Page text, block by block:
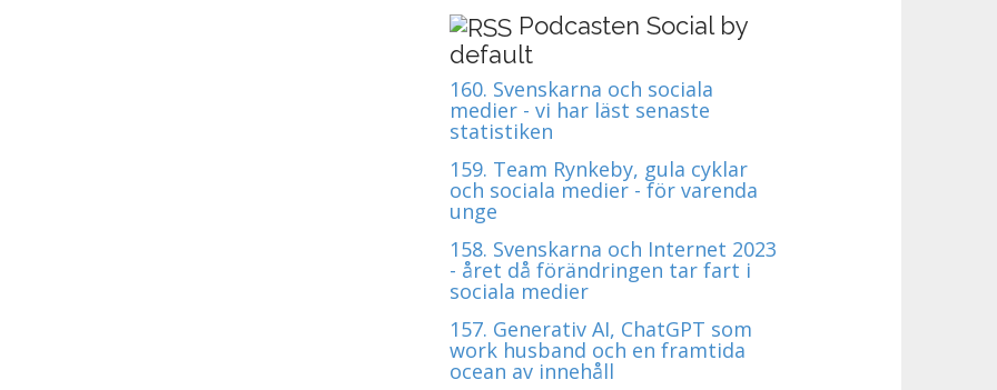
Podcasten Social by
default
160. Svenskarna och sociala
medier - vi har läst senaste
statistiken
159. Team Rynkeby, gula cyklar
och sociala medier - för varenda
unge
158. Svenskarna och Internet 2023
- året då förändringen tar fart i
sociala medier
157. Generativ AI, ChatGPT som
work husband och en framtida
ocean av innehåll